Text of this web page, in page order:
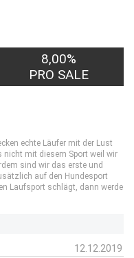
8,00%
PRO SALE
echte Läufer mit der Lust
nicht mit diesem Sport weil wir
sind wir das erste und
auf den Hundesport
Laufsport schlägt, dann werde
12.12.2019